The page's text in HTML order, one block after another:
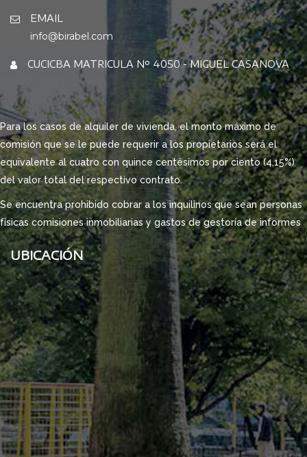
EMAIL
info@birabel.com
CUCICBA MATRICULA Nº 4050 - MIGUEL CASANOVA
Para los casos de alquiler de vivienda, el monto máximo de
comisión que se le puede requerir a los propietarios será el
equivalente al cuatro con quince centésimos por ciento (4,15%)
del valor total del respectivo contrato.
Se encuentra prohibido cobrar a los inquilinos que sean personas
físicas comisiones inmobiliarias y gastos de gestoría de informes
UBICACIÓN